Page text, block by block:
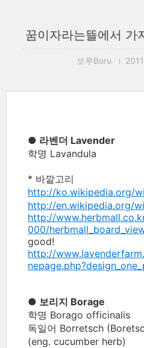
꿈이자라는뜰에서 가
보루Boru
● 라벤더 Lavender
학명 Lavandula
* 바깥고리
http://ko.wikipedia.org/
http://en.wikipedia.org/
http://
000/
good!
http://
● 보리지 Borage
학명 Borago officinalis
독일어 Borretsch
(eng. cucumber herb)